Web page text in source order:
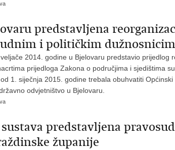
predstavljena
i političkim
2014. godine u Bjelovaru predstavio prijedlog
prijedloga Zakona o područjima i sjedištima
1. siječnja 2015. godine trebala obuhvatiti Općinski
odvjetništvo u Bjelovaru.
predstavljena
županije